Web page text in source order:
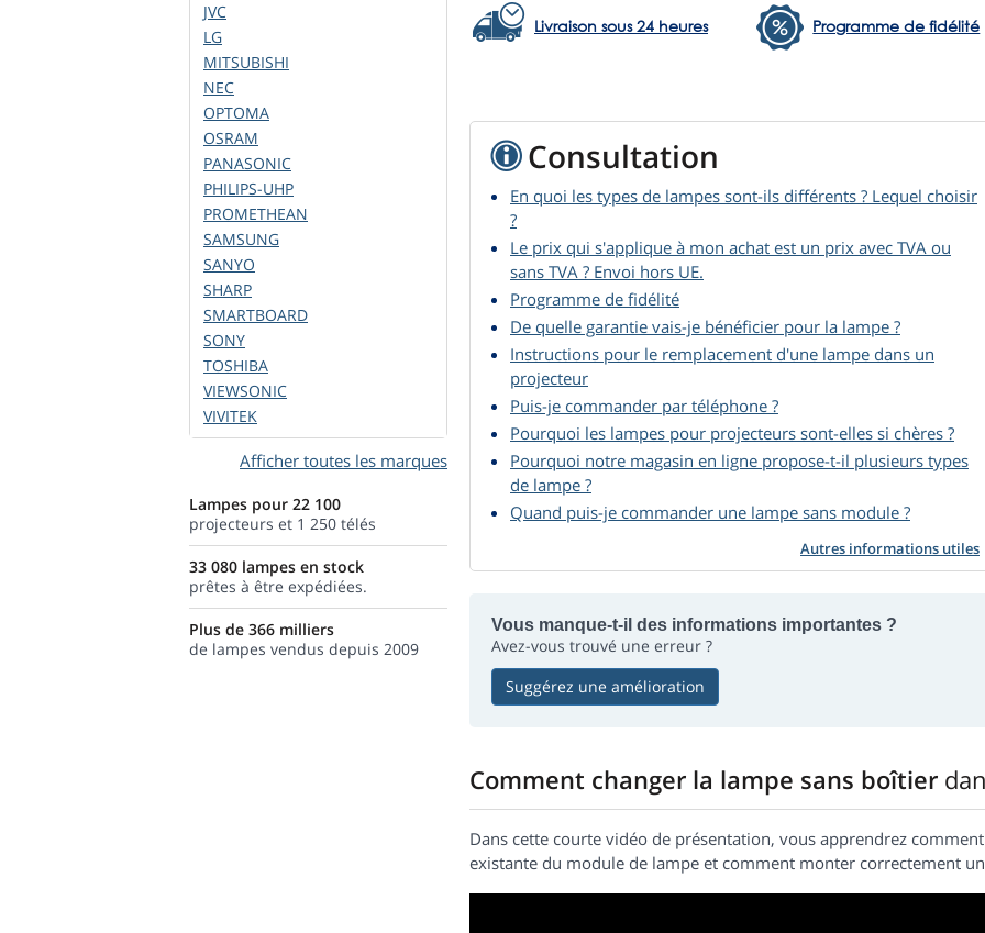
Livraison sous 24 heures Programme de fidélité
Consultation
En quoi les types de lampes sont-ils différents ? Lequel choisir
?
Le prix qui s'applique à mon achat est un prix avec TVA ou
sans TVA ? Envoi hors UE.
Programme de fidélité
De quelle garantie vais-je bénéficier pour la lampe ?
Instructions pour le remplacement d'une lampe dans un
projecteur
Puis-je commander par téléphone ?
Pourquoi les lampes pour projecteurs sont-elles si chères ?
Pourquoi notre magasin en ligne propose-t-il plusieurs types
de lampe ?
Quand puis-je commander une lampe sans module ?
Autres informations utiles
Vous manque-t-il des informations importantes ?
Avez-vous trouvé une erreur ?
Suggérez une amélioration
Comment changer la lampe sans boîtier
Dans cette courte vidéo de présentation, vous apprendrez
existante du module de lampe et comment monter correctement
JVC
LG
MITSUBISHI
NEC
OPTOMA
OSRAM
PANASONIC
PHILIPS-UHP
PROMETHEAN
SAMSUNG
SANYO
SHARP
SMARTBOARD
SONY
TOSHIBA
VIEWSONIC
VIVITEK
Afficher toutes les marques
Lampes pour 22 100
projecteurs et 1 250 télés
33 080 lampes en stock
prêtes à être expédiées.
Plus de 366 milliers
de lampes vendus depuis 2009